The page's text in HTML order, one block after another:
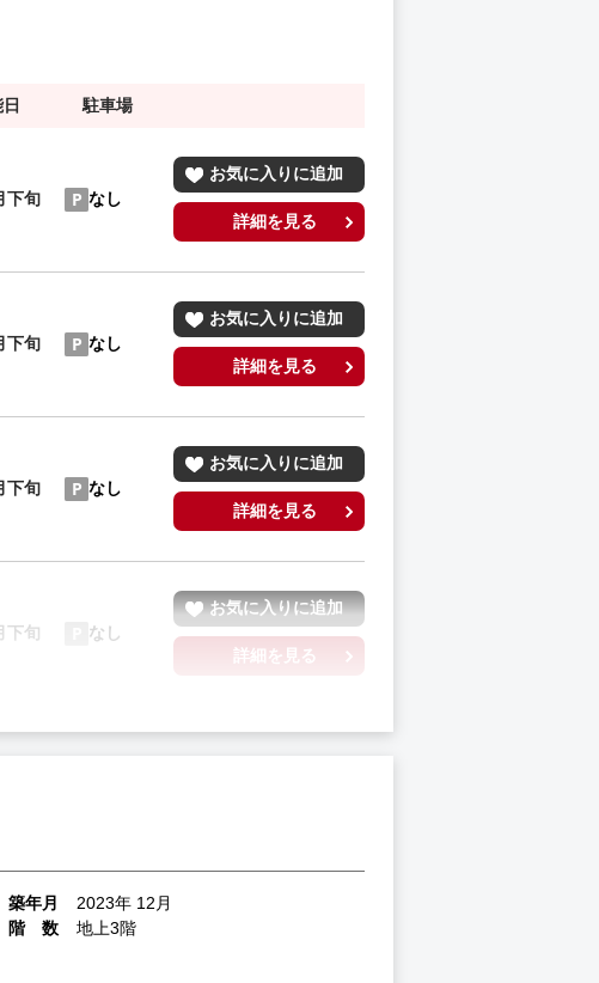
駐車場
下旬 なし
お気に入りに追加
詳細を見る
下旬 なし
お気に入りに追加
詳細を見る
下旬 なし
お気に入りに追加
詳細を見る
下旬 なし
お気に入りに追加
詳細を見る
築年月
2023年 12月
階 数 地上3階